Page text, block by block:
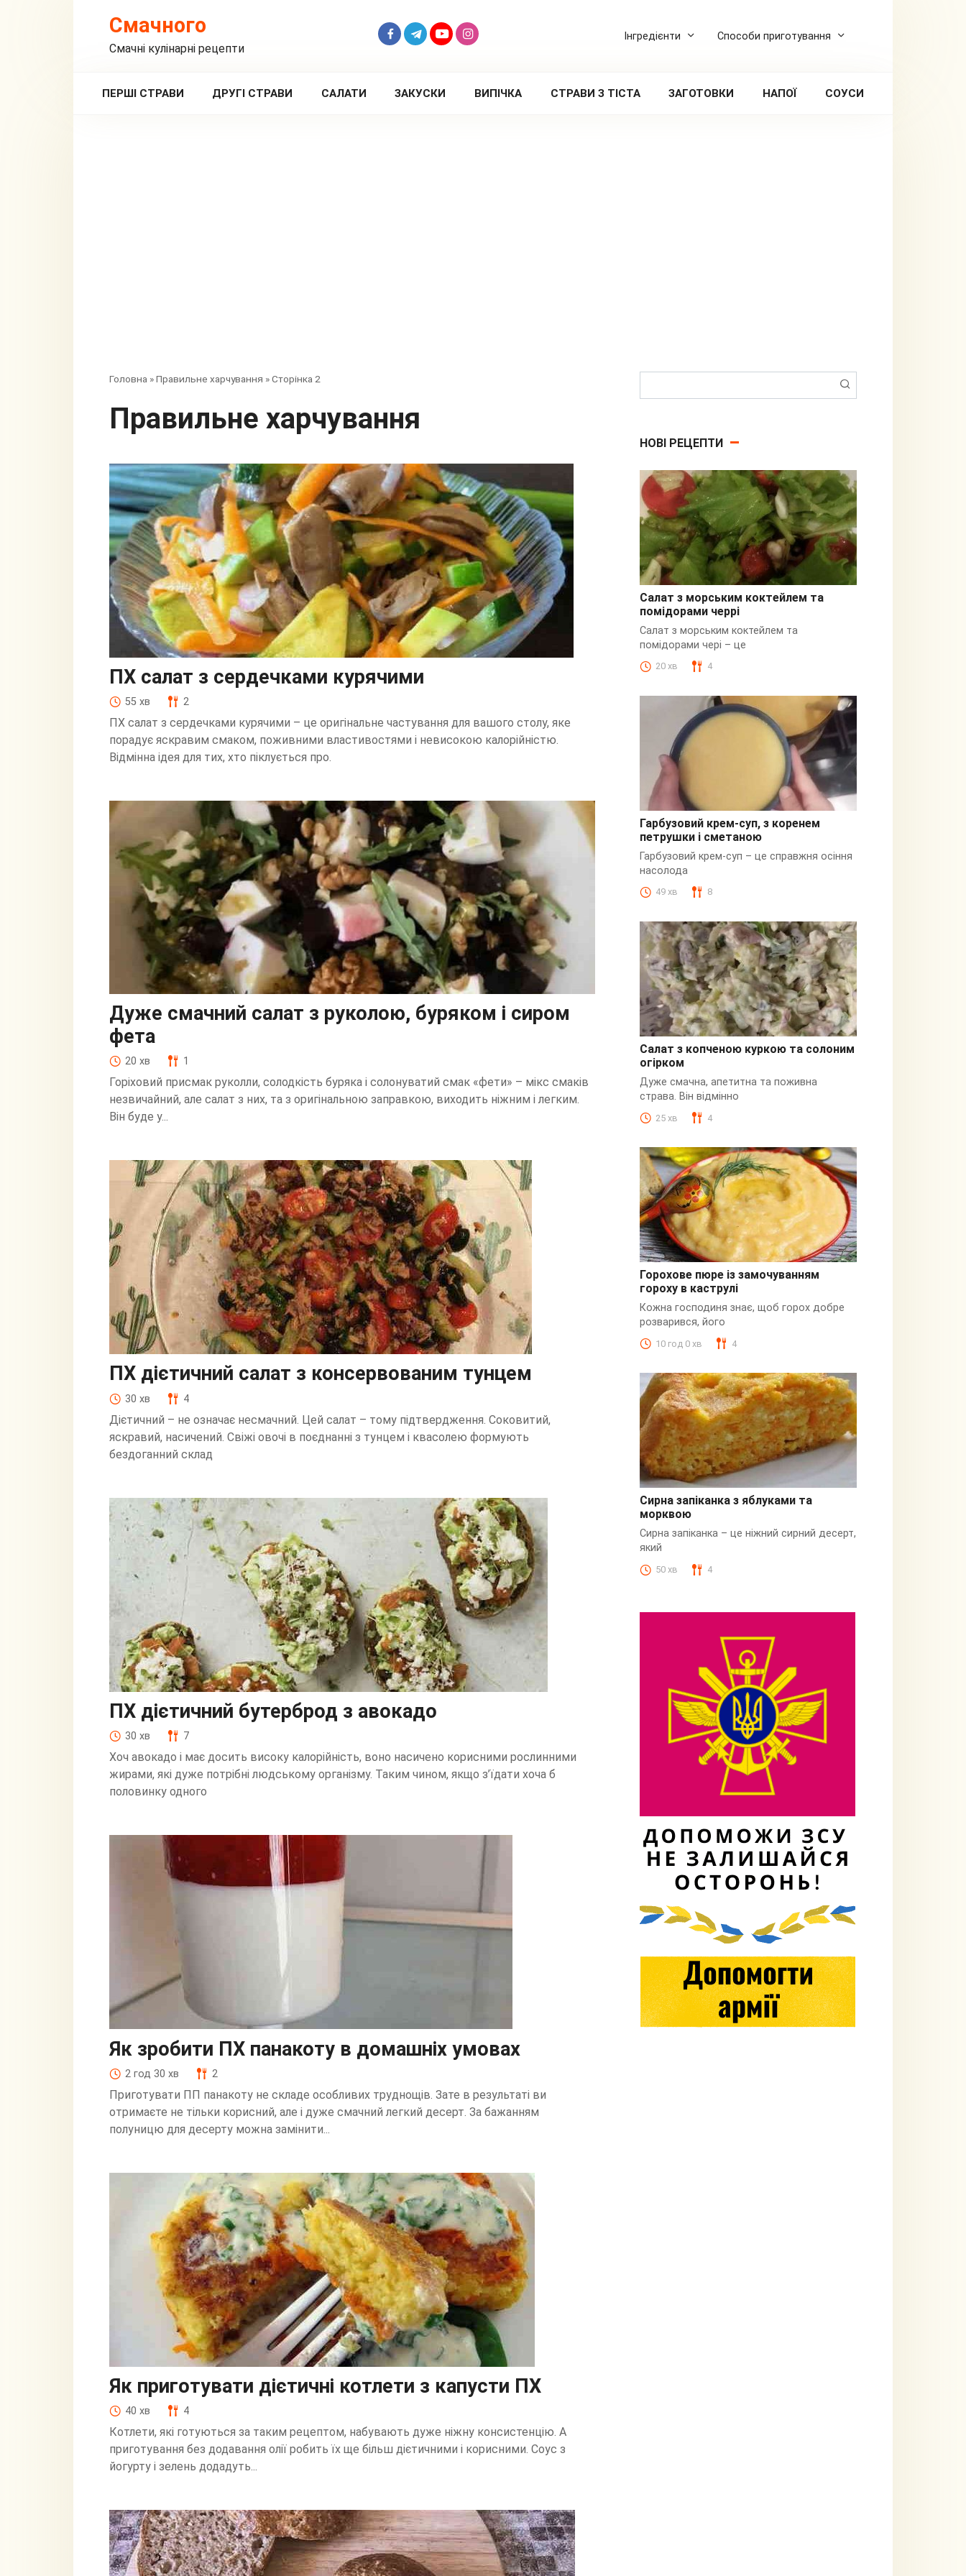
Смачного
Смачні кулінарні рецепти
Інгредієнти Способи приготування
ПЕРШІ СТРАВИ ДРУГІ СТРАВИ САЛАТИ ЗАКУСКИ ВИПІЧКА СТРАВИ З ТІСТА ЗАГОТОВКИ НАПОЇ СОУСИ
Головна »Правильне харчування »Сторінка 2
Правильне харчування
ПХ салат з сердечками курячими
55 хв 2
ПХ салат з сердечками курячими – це оригінальне частування для вашого столу, яке
порадує яскравим смаком, поживними властивостями і невисокою калорійністю.
Відмінна ідея для тих, хто піклується про.
Дуже смачний салат з руколою, буряком і сиром
фета
20 хв 1
Горіховий присмак руколли, солодкість буряка і солонуватий смак «фети» – мікс смаків
незвичайний, але салат з них, та з оригінальною заправкою, виходить ніжним і легким.
Він буде у...
ПХ дієтичний салат з консервованим тунцем
30 хв 4
Дієтичний – не означає несмачний. Цей салат – тому підтвердження. Соковитий,
яскравий, насичений. Свіжі овочі в поєднанні з тунцем і квасолею формують
бездоганний склад
ПХ дієтичний бутерброд з авокадо
30 хв 7
Хоч авокадо і має досить високу калорійність, воно насичено корисними рослинними
жирами, які дуже потрібні людському організму. Таким чином, якщо з’їдати хоча б
половинку одного
Як зробити ПХ панакоту в домашніх умовах
2 год 30 хв 2
Приготувати ПП панакоту не складе особливих труднощів. Зате в результаті ви
отримаєте не тільки корисний, але і дуже смачний легкий десерт. За бажанням
полуницю для десерту можна замінити...
Як приготувати дієтичні котлети з капусти ПХ
40 хв 4
Котлети, які готуються за таким рецептом, набувають дуже ніжну консистенцію. А
приготування без додавання олії робить їх ще більш дієтичними і корисними. Соус з
йогурту і зелень додадуть...
НОВІ РЕЦЕПТИ
З кальмарами
Салат з морським коктейлем та
помідорами черрі
Салат з морським коктейлем та
помідорами чері – це
20 хв 4
Гарбузовий
Гарбузовий крем-суп, з коренем
петрушки і сметаною
Гарбузовий крем-суп – це справжня осіння
насолода
49 хв 8
З куркою
Салат з копченою куркою та солоним
огірком
Дуже смачна, апетитна та поживна
страва. Він відмінно
25 хв 4
Пюре
Горохове пюре із замочуванням
гороху в каструлі
Кожна господиня знає, щоб горох добре
розварився, його
10 год 0 хв 4
Сирна
Сирна запіканка з яблуками та
морквою
Сирна запіканка – це ніжний сирний десерт,
який
50 хв 4